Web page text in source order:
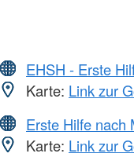
EHSH - Erste
Karte: Link zur
Erste Hilfe nach
Karte: Link zur